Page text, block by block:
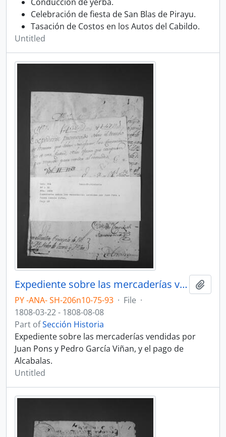
Celebración de fiesta de San Blas de Pirayu.
Tasación de Costos en los Autos del Cabildo.
Untitled
Expediente sobre las mercaderías vendidas por Juan Pons y Pedro García Viñan.
PY -ANA- SH-206n10-75-93 · File ·
1808-03-22 - 1808-08-08
Part ofSección Historia
Expediente sobre las mercaderías vendidas por
Juan Pons y Pedro García Viñan, y el pago de
Alcabalas.
Untitled